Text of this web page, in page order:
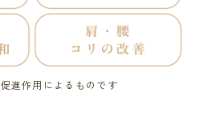
進作用によるものです